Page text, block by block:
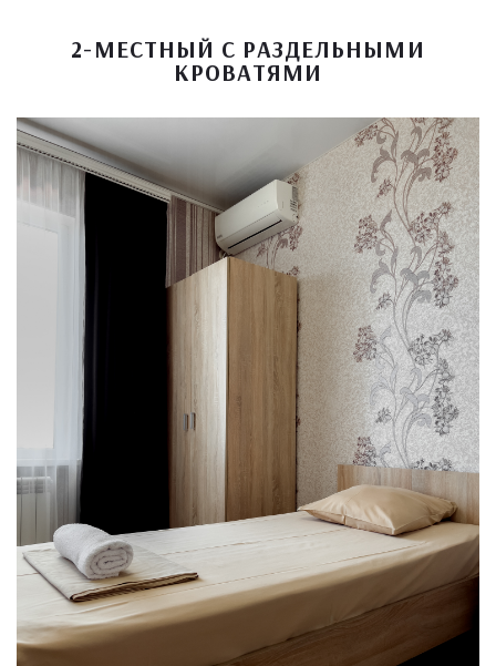
2-МЕСТНЫЙ C РАЗДЕЛЬНЫМИ
КРОВАТЯМИ